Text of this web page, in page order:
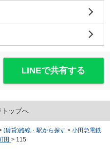
LINEで共有する
ップへ
(賃貸)路線・駅から探す > 小田急電鉄
田 > 115